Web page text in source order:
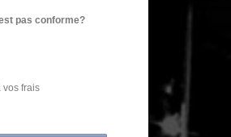
pas conforme?
vos frais